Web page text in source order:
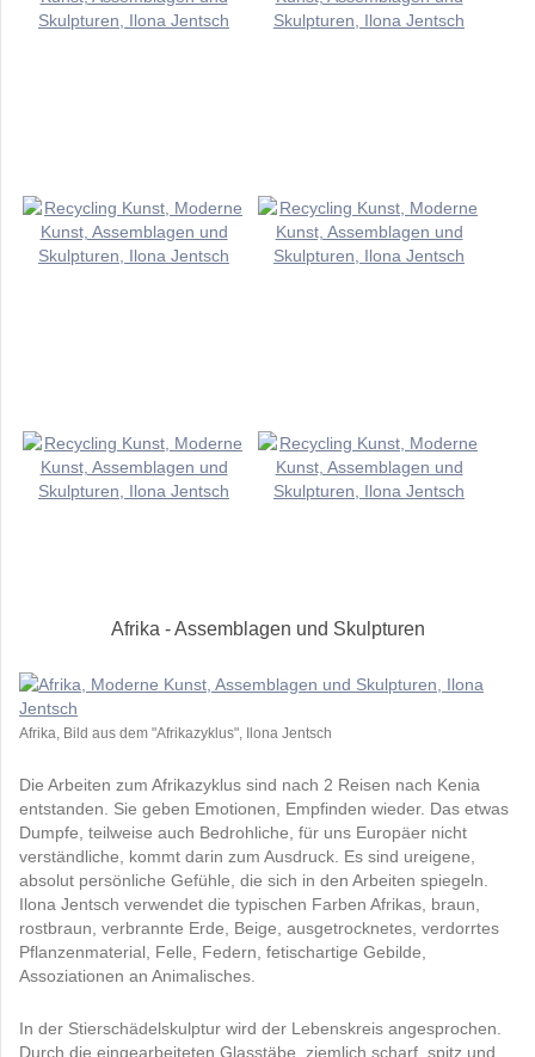
Afrika - Assemblagen und Skulpturen
Afrika, Bild aus dem "Afrikazyklus", Ilona Jentsch
Die Arbeiten zum Afrikazyklus sind nach 2 Reisen nach Kenia
entstanden. Sie geben Emotionen, Empfinden wieder. Das etwas
Dumpfe, teilweise auch Bedrohliche, für uns Europäer nicht
verständliche, kommt darin zum Ausdruck. Es sind ureigene,
absolut persönliche Gefühle, die sich in den Arbeiten spiegeln.
Ilona Jentsch verwendet die typischen Farben Afrikas, braun,
rostbraun, verbrannte Erde, Beige, ausgetrocknetes, verdorrtes
Pflanzenmaterial, Felle, Federn, fetischartige Gebilde,
Assoziationen an Animalisches.
In der Stierschädelskulptur wird der Lebenskreis angesprochen.
Durch die eingearbeiteten Glasstäbe, ziemlich scharf, spitz und